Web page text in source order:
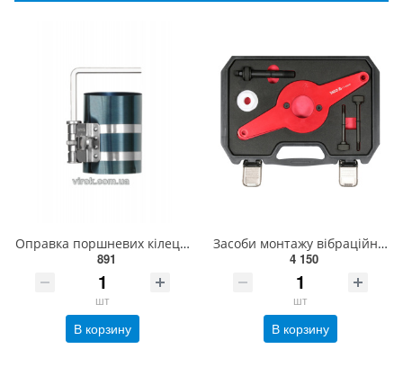
Оправка поршневих кілець YATO 4" Ø=100мм [30/60] YT-0636
891
шт
В корзину
Засоби монтажу вібраційного демпфера колін. вала YATO в автомоб. VAG, 5 елем. [5/100] YT-06260
4 150
шт
В корзину